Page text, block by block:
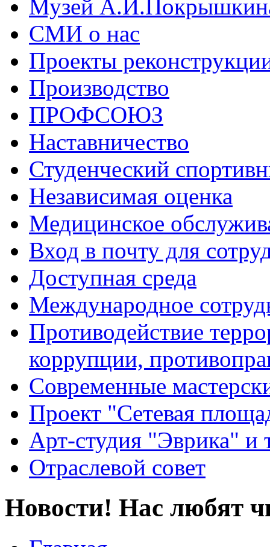
Музей
СМИ о нас
Проекты
Производство
ПРОФСОЮЗ
Наставничество
Студенческий
Независимая оценка
Медицинское
Вход в почту для
Доступная среда
Международное
Противодействие
коррупции,
Современные
Проект "Сетевая
Арт-студия "Эврика" и
Отраслевой совет
Новости! Нас любят